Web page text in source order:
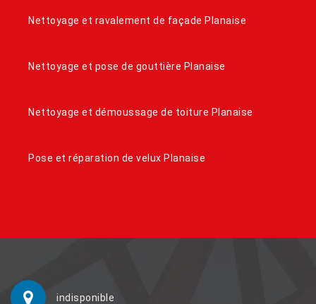
Nettoyage et ravalement de façade Planaise
Nettoyage et pose de gouttière Planaise
Nettoyage et démoussage de toiture Planaise
Pose et réparation de velux Planaise
indisponible